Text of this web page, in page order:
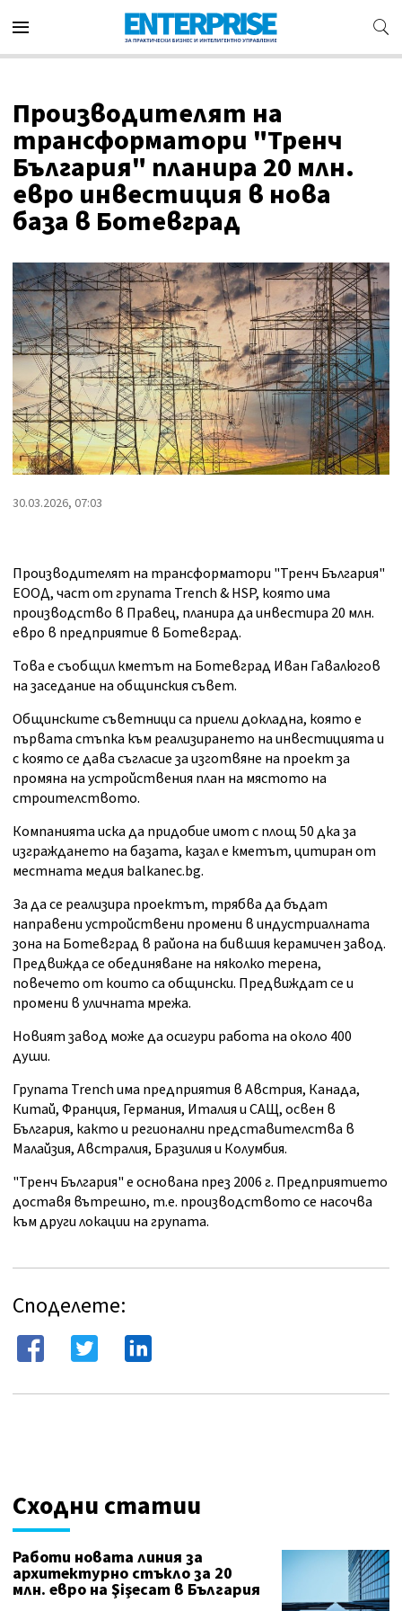
Производителят на
трансформатори "Тренч
България" планира 20 млн.
евро инвестиция в нова
база в Ботевград
30.03.2026, 07:03
Производителят на трансформатори "Тренч България"
ЕООД, част от групата Trench & HSP, която има
производство в Правец, планира да инвестира 20 млн.
евро в предприятие в Ботевград.
Това е съобщил кметът на Ботевград Иван Гавалюгов
на заседание на общинския съвет.
Общинските съветници са приели докладна, която е
първата стъпка към реализирането на инвестицията и
с която се дава съгласие за изготвяне на проект за
промяна на устройствения план на мястото на
строителството.
Компанията иска да придобие имот с площ 50 дка за
изграждането на базата, казал е кметът, цитиран от
местната медия balkanec.bg.
За да се реализира проектът, трябва да бъдат
направени устройствени промени в индустриалната
зона на Ботевград в района на бившия керамичен завод.
Предвижда се обединяване на няколко терена,
повечето от които са общински. Предвиждат се и
промени в уличната мрежа.
Новият завод може да осигури работа на около 400
души.
Групата Trench има предприятия в Австрия, Канада,
Китай, Франция, Германия, Италия и САЩ, освен в
България, както и регионални представителства в
Малайзия, Австралия, Бразилия и Колумбия.
"Тренч България" е основана през 2006 г. Предприятието
доставя вътрешно, т.е. производството се насочва
към други локации на групата.
Споделете:
Сходни статии
Работи новата линия за
архитектурно стъкло за 20
млн. евро на Şіşесаm в България